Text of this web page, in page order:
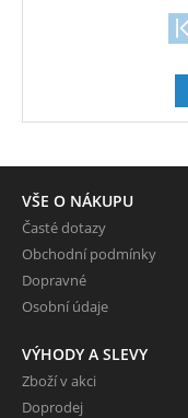
VŠE O NÁKUPU
Časté dotazy
Obchodní podmínky
Dopravné
Osobní údaje
VÝHODY A SLEVY
Zboží v akci
Doprodej